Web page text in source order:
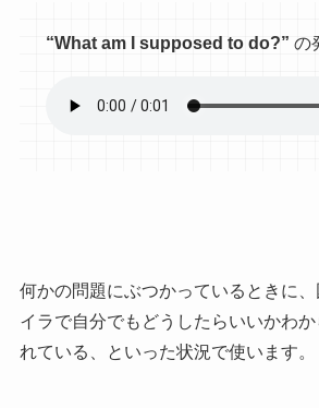
“What am I supposed to do?” の
何かの問題にぶつかっているときに
イラで自分でもどうしたらいいかわ
れている、といった状況で使います。